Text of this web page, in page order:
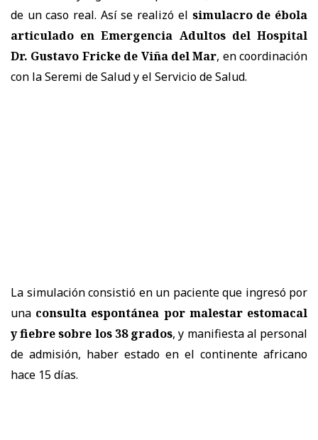
de un caso real. Así se realizó el simulacro de ébola
articulado en Emergencia Adultos del Hospital
Dr. Gustavo Fricke de Viña del Mar, en coordinación
con la Seremi de Salud y el Servicio de Salud.
La simulación consistió en un paciente que ingresó por
una consulta espontánea por malestar estomacal
y fiebre sobre los 38 grados, y manifiesta al personal
de admisión, haber estado en el continente africano
hace 15 días.